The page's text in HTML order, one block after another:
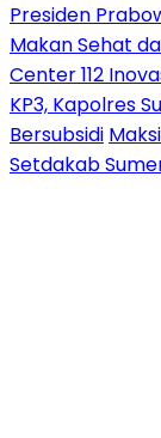
Presiden
Makan Sehat
Center 112
KP3, Kapolres
Bersubsidi
Setdakab